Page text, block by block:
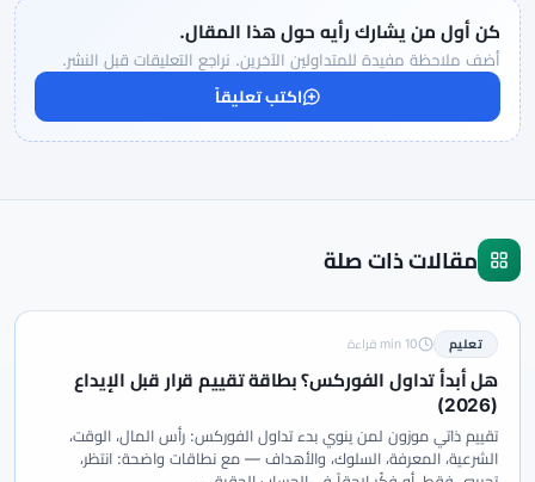
كن أول من يشارك رأيه حول هذا المقال.
أضف ملاحظة مفيدة للمتداولين الآخرين. نراجع التعليقات قبل النشر.
اكتب تعليقاً
مقالات ذات صلة
تعليم 10 min قراءة
هل أبدأ تداول الفوركس؟ بطاقة تقييم قرار قبل الإيداع
(2026)
تقييم ذاتي موزون لمن ينوي بدء تداول الفوركس: رأس المال، الوقت،
الشرعية، المعرفة، السلوك، والأهداف — مع نطاقات واضحة: انتظر،